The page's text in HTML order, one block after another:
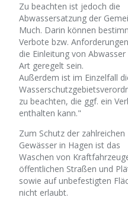
Zu beachten ist jedoch die
Abwassersatzung der
Much. Darin können
Verbote bzw.
die Einleitung von
Art geregelt sein.
Außerdem ist im Einzelfall
zu beachten, die ggf. ein
enthalten kann."
Zum Schutz der zahlreichen
Gewässer in Hagen ist das
Waschen von
öffentlichen Straßen und
sowie auf unbefestigten
nicht erlaubt.